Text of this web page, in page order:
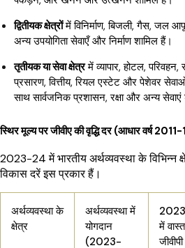
द्वितीयक क्षेत्रोंमें विनिर्माण, बिजली, गैस, जल
अन्य उपयोगिता सेवाएँ और निर्माण शामिल हैं।
तृतीयक या सेवा क्षेत्रमें व्यापार, होटल,
प्रसारण, वित्तीय, रियल एस्टेट और पेशेवर
साथ सार्वजनिक प्रशासन, रक्षा और अन्य सेवाएं
स्थिर मूल्य पर जीवीए की वृद्धि दर (आधार वर्ष
2023-24 में भारतीय अर्थव्यवस्था के विभिन्न
विकास दरें इस प्रकार हैं।
अर्थव्यवस्था के
क्षेत्र
अर्थव्यवस्था में
योगदान
(2023-
में